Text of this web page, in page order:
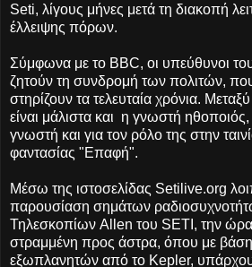
Seti, λίγους μήνες μετά τη διακοπή
έλλειψης πόρων.
Σύμφωνα με το BBC, οι υπεύθυνοι
ζητούν τη συνδρομή των πολιτών,
στηρίζουν τα τελευταία χρόνια.
είναι μάλιστα και η γνωστή
γνωστή και για τον ρόλο της στην
φαντασίας "Επαφή".
Μέσω της ιστοσελίδας Setilive.org
παρουσίαση σημάτων
Τηλεσκοπίων Allen του SETI, την ώρα
στραμμένη προς άστρα, όπου με
εξωπλανητών από το Kepler,